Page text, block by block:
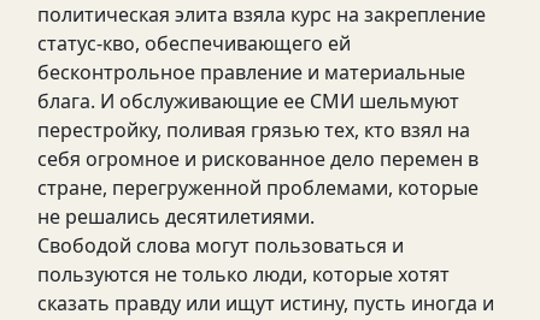
политическая элита взяла курс на закрепление
статус-кво, обеспечивающего ей
бесконтрольное правление и материальные
блага. И обслуживающие ее СМИ шельмуют
перестройку, поливая грязью тех, кто взял на
себя огромное и рискованное дело перемен в
стране, перегруженной проблемами, которые
не решались десятилетиями.
Свободой слова могут пользоваться и
пользуются не только люди, которые хотят
сказать правду или ищут истину, пусть иногда и